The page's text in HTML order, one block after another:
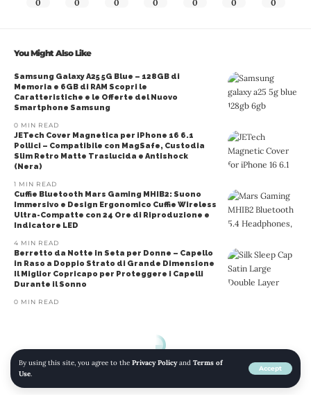
By using this site, you agree to the Privacy Policyand Terms of
Use.
Accept
0 0 0 0 0 0 0
You Might Also Like
Samsung Galaxy A25 5G Blue – 128GB di
Memoria e 6GB di RAM Scopri le
Caratteristiche e le Offerte del Nuovo
Smartphone Samsung
0 MIN READ
JETech Cover Magnetica per iPhone 16 6.1
Pollici – Compatibile con MagSafe, Custodia
Slim Retro Matte Traslucida e Antishock
(Nera)
1 MIN READ
Cuffie Bluetooth Mars Gaming MHIB2: Suono
Immersivo e Design Ergonomico Cuffie Wireless
Ultra-Compatte con 24 Ore di Riproduzione e
Indicatore LED
4 MIN READ
Berretto da Notte in Seta per Donne – Capello
in Raso a Doppio Strato di Grande Dimensione
Il Miglior Copricapo per Proteggere i Capelli
Durante il Sonno
0 MIN READ